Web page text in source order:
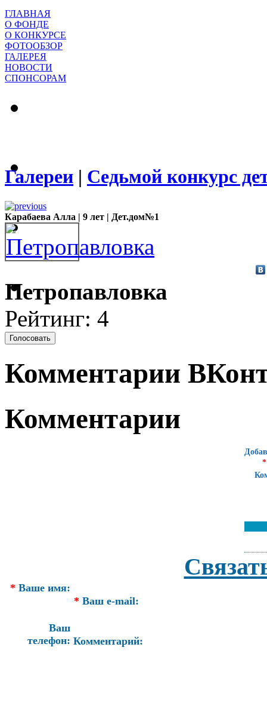
ГЛАВНАЯ
О ФОНДЕ
О КОНКУРСЕ
ФОТООБЗОР
ГАЛЕРЕЯ
НОВОСТИ
СПОНСОРАМ
Галереи | Седьмой конкурс
Карабаева Алла | 9 лет | Дет.дом№1
Петропавловка
Рейтинг: 4
Комментарии
Комментарии
*
* Ваше имя:
* Ваш e-mail:
Ваш
телефон: Комментарий: